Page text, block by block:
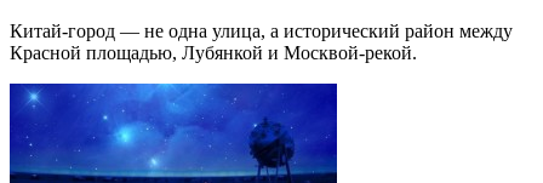
Китай-город — не одна улица, а исторический район между
Красной площадью, Лубянкой и Москвой-рекой.